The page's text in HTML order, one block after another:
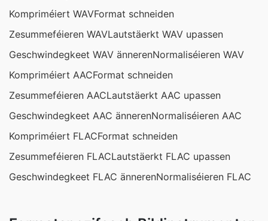
Kompriméiert WAVFormat schneiden
Zesummeféieren WAVLautstäerkt WAV upassen
Geschwindegkeet WAV ännerenNormaliséieren WAV
Kompriméiert AACFormat schneiden
Zesummeféieren AACLautstäerkt AAC upassen
Geschwindegkeet AAC ännerenNormaliséieren AAC
Kompriméiert FLACFormat schneiden
Zesummeféieren FLACLautstäerkt FLAC upassen
Geschwindegkeet FLAC ännerenNormaliséieren FLAC